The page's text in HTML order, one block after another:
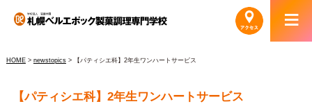
HOME> newstopics> 【パティシエ科】2年生ワンハートサービス
【パティシエ科】2年生ワンハートサービス